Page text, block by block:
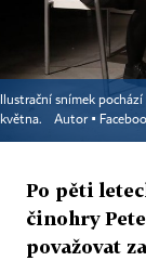
Ilustrační snímek
května.
Autor ▪
Po pěti
činohry
považovat